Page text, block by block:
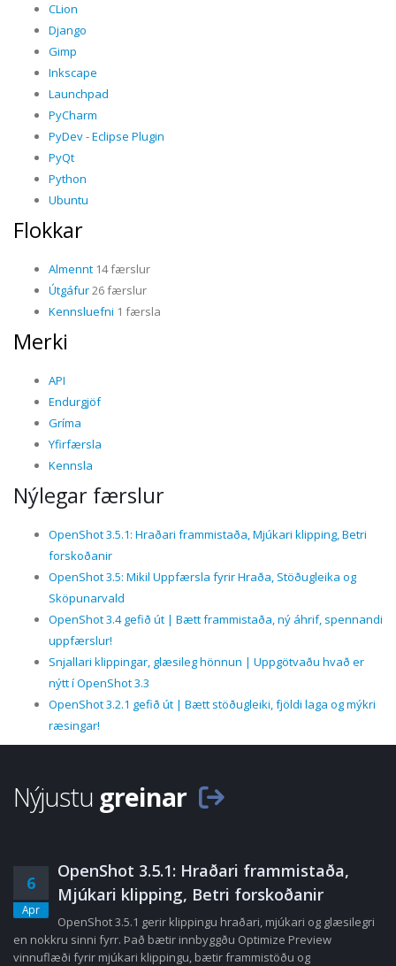
CLion
Django
Gimp
Inkscape
Launchpad
PyCharm
PyDev - Eclipse Plugin
PyQt
Python
Ubuntu
Flokkar
Almennt 14 færslur
Útgáfur26 færslur
Kennsluefni 1 færsla
Merki
API
Endurgjöf
Gríma
Yfirfærsla
Kennsla
Nýlegar færslur
OpenShot 3.5.1: Hraðari frammistaða, Mjúkari klipping, Betri
forskoðanir
OpenShot 3.5: Mikil Uppfærsla fyrir Hraða, Stöðugleika og
Sköpunarvald
OpenShot 3.4 gefið út | Bætt frammistaða, ný áhrif, spennandi
uppfærslur!
Snjallari klippingar, glæsileg hönnun | Uppgötvaðu hvað er
nýtt í OpenShot 3.3
OpenShot 3.2.1 gefið út | Bætt stöðugleiki, fjöldi laga og mýkri
ræsingar!
Nýjustu greinar
6
Apr
OpenShot 3.5.1: Hraðari frammistaða,
Mjúkari klipping, Betri forskoðanir
OpenShot 3.5.1 gerir klippingu hraðari, mjúkari og glæsilegri
en nokkru sinni fyrr. Það bætir innbyggðu Optimize Preview
vinnuflæði fyrir mjúkari klippingu, bætir frammistöðu og